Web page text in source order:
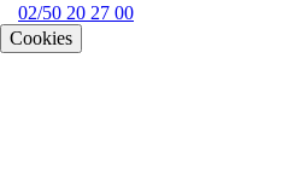
02/50 20 27 00
Cookies